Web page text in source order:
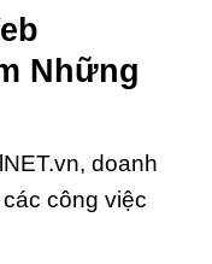
Những
doanh
công việc